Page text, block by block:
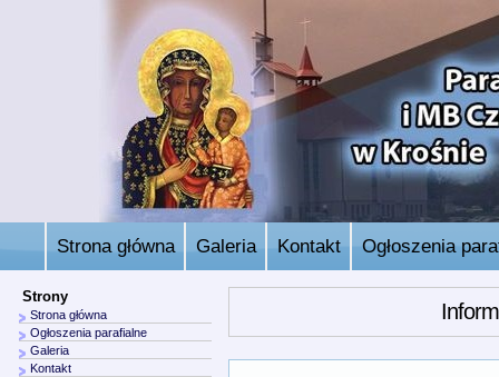
Strona główna Galeria Kontakt Ogłoszenia
Strony
Strona główna
Ogłoszenia parafialne
Galeria
Kontakt